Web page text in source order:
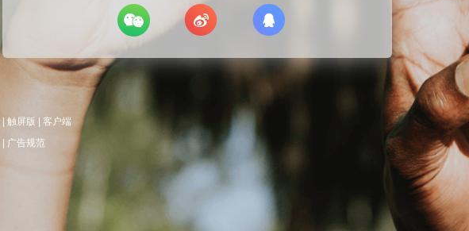
触屏版
客户端
广告规范